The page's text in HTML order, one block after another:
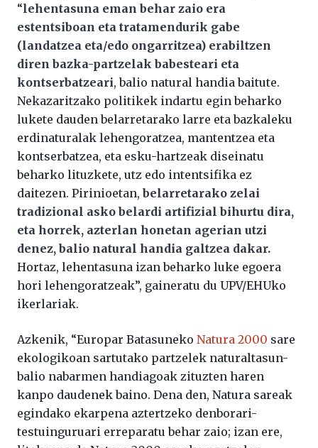
“lehentasuna eman behar zaio era
estentsiboan eta tratamendurik gabe
(landatzea eta/edo ongarritzea) erabiltzen
diren bazka-partzelak babesteari eta
kontserbatzeari, balio natural handia baitute.
Nekazaritzako politikek indartu egin beharko
lukete dauden belarretarako larre eta bazkaleku
erdinaturalak lehengoratzea, mantentzea eta
kontserbatzea, eta esku-hartzeak diseinatu
beharko lituzkete, utz edo intentsifika ez
daitezen. Pirinioetan,belarretarako zelai
tradizional asko belardi artifizial bihurtu dira,
eta horrek, azterlan honetan agerian utzi
denez, balio natural handia galtzea dakar.
Hortaz, lehentasuna izan beharko luke egoera
hori lehengoratzeak”, gaineratu du UPV/EHUko
ikerlariak.
Azkenik, “Europar Batasuneko Natura 2000 sare
ekologikoan sartutako partzelek naturaltasun-
balio nabarmen handiagoak zituzten haren
kanpo daudenek baino. Dena den, Natura sareak
egindako ekarpena aztertzeko denborari-
testuinguruari erreparatu behar zaio; izan ere,